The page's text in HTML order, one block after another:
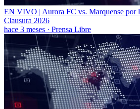
EN VIVO | Aurora FC vs. Marquense por
Clausura 2026
hace 3 meses · Prensa Libre